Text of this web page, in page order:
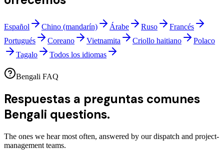
Español Chino (mandarín) Árabe Ruso
Francés
Portugués
Coreano Vietnamita Criollo haitiano
Polaco
Tagalo
Todos los idiomas
Bengali FAQ
Respuestas a preguntas comunes
Bengali questions.
The ones we hear most often, answered by our dispatch and project-
management teams.